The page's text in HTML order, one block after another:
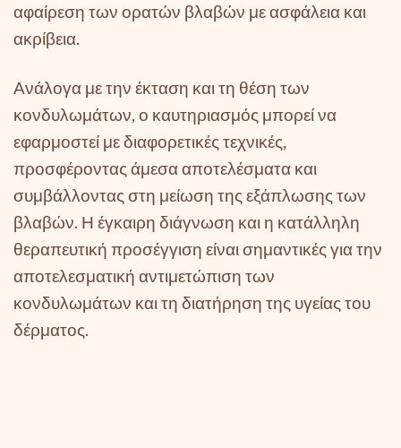
αφαίρεση των ορατών βλαβών με ασφάλεια και
ακρίβεια.
Ανάλογα με την έκταση και τη θέση των
κονδυλωμάτων, ο καυτηριασμός μπορεί να
εφαρμοστεί με διαφορετικές τεχνικές,
προσφέροντας άμεσα αποτελέσματα και
συμβάλλοντας στη μείωση της εξάπλωσης των
βλαβών. Η έγκαιρη διάγνωση και η κατάλληλη
θεραπευτική προσέγγιση είναι σημαντικές για την
αποτελεσματική αντιμετώπιση των
κονδυλωμάτων και τη διατήρηση της υγείας του
δέρματος.